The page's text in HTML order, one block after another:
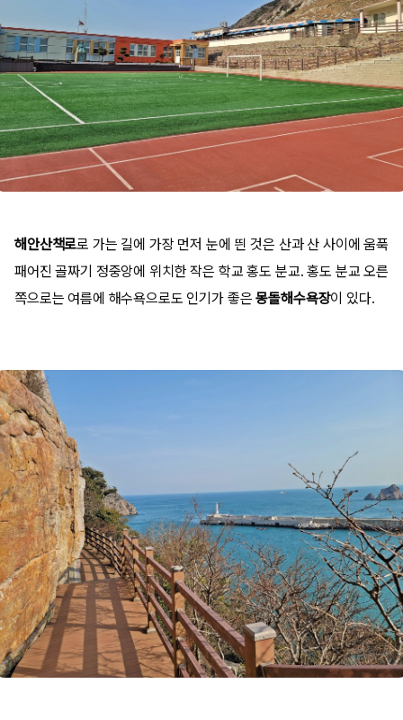
해안산책로로 가는 길에 가장 먼저 눈에 띈 것은 산과 산 사이에 움푹
패어진 골짜기 정중앙에 위치한 작은 학교 홍도 분교. 홍도 분교 오른
쪽으로는 여름에 해수욕으로도 인기가 좋은몽돌해수욕장이 있다.